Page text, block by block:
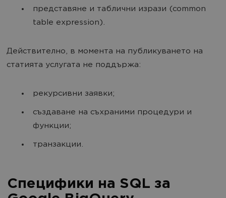
представяне и таблични изрази (common
table expression).
Действително, в момента на публикуването на
статията услугата не поддържа:
рекурсивни заявки;
създаване на съхраними процедури и
функции;
транзакции.
Специфики на SQL за